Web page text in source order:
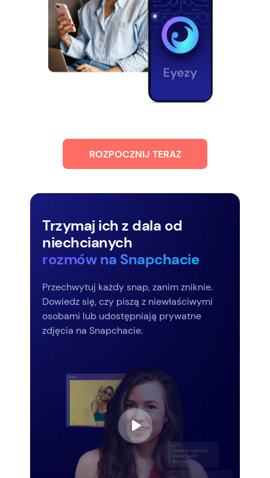
ROZPOCZNIJ TERAZ
Trzymaj ich z dala od
niechcianych
rozmów na Snapchacie
Przechwytuj każdy snap, zanim zniknie.
Dowiedz się, czy piszą z niewłaściwymi
osobami lub udostępniają prywatne
zdjęcia na Snapchacie.